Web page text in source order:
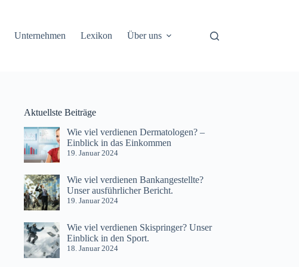
Unternehmen Lexikon Über uns
Aktuellste Beiträge
Wie viel verdienen Dermatologen? –
Einblick in das Einkommen
19. Januar 2024
Wie viel verdienen Bankangestellte?
Unser ausführlicher Bericht.
19. Januar 2024
Wie viel verdienen Skispringer? Unser
Einblick in den Sport.
18. Januar 2024